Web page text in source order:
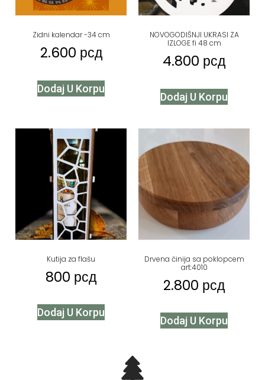
Zidni kalendar -34 cm
2.600 рсд
Dodaj U Korpu
NOVOGODIŠNJI UKRASI ZA
IZLOGE fi 48 cm
4.800 рсд
Dodaj U Korpu
Kutija za flašu
800 рсд
Dodaj U Korpu
Drvena činija sa poklopcem
art:4010
2.800 рсд
Dodaj U Korpu